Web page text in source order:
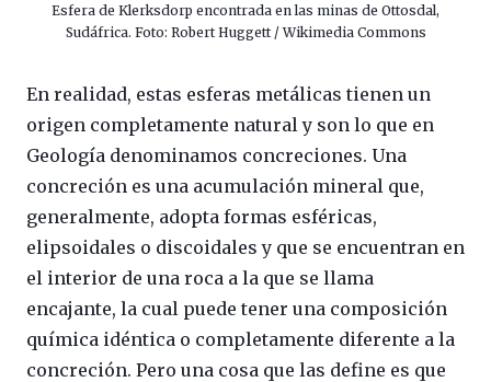
Esfera de Klerksdorp encontrada en las minas de Ottosdal,
Sudáfrica. Foto: Robert Huggett / Wikimedia Commons
En realidad, estas esferas metálicas tienen un
origen completamente natural y son lo que en
Geología denominamos concreciones. Una
concreción es una acumulación mineral que,
generalmente, adopta formas esféricas,
elipsoidales o discoidales y que se encuentran en
el interior de una roca a la que se llama
encajante, la cual puede tener una composición
química idéntica o completamente diferente a la
concreción. Pero una cosa que las define es que